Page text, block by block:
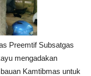
Preemtif Subsatgas
mengadakan
Kamtibmas untuk